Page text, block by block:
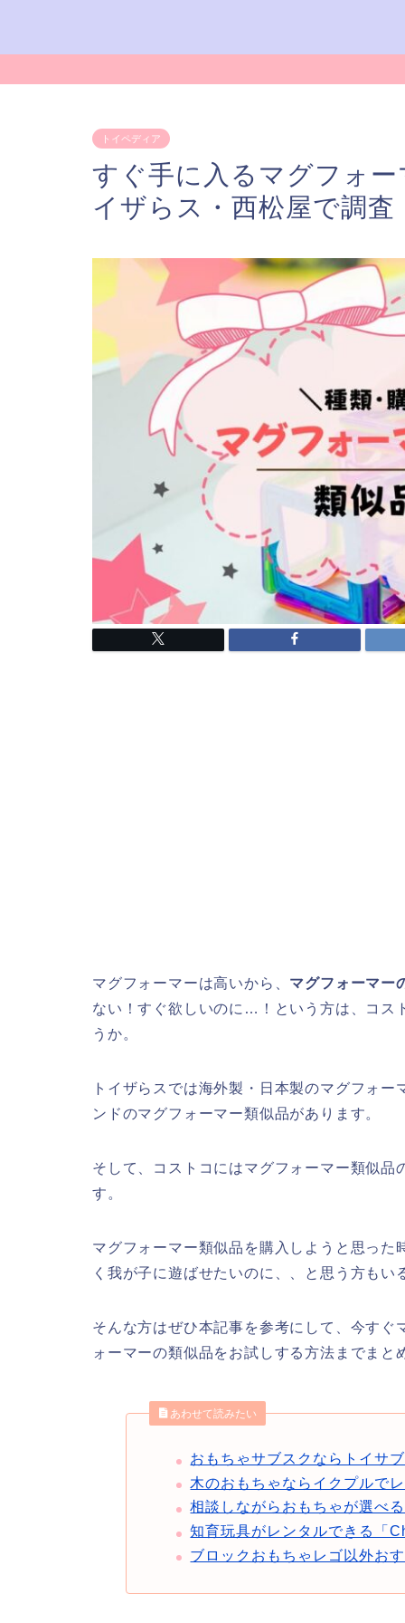
トイペディア
すぐ手に入るマグフォ
イザらス・西松屋で調査
マグフォーマーは高いから、 マグフォーマー
ない！すぐ欲しいのに…！という方は、コス
うか。
トイザらスでは海外製・日本製のマグフォ
ンドのマグフォーマー類似品があります。
そして、コストコにはマグフォーマー類似
す。
マグフォーマー類似品を購入しようと思っ
く我が子に遊ばせたいのに、、と思う方もい
そんな方はぜひ本記事を参考にして、今す
ォーマーの類似品をお試しする方法までま
あわせて読みたい
おもちゃサブスクならトイサ
木のおもちゃならイクプルで
相談しながらおもちゃが選べ
知育玩具がレンタルできる「
ブロックおもちゃレゴ以外お